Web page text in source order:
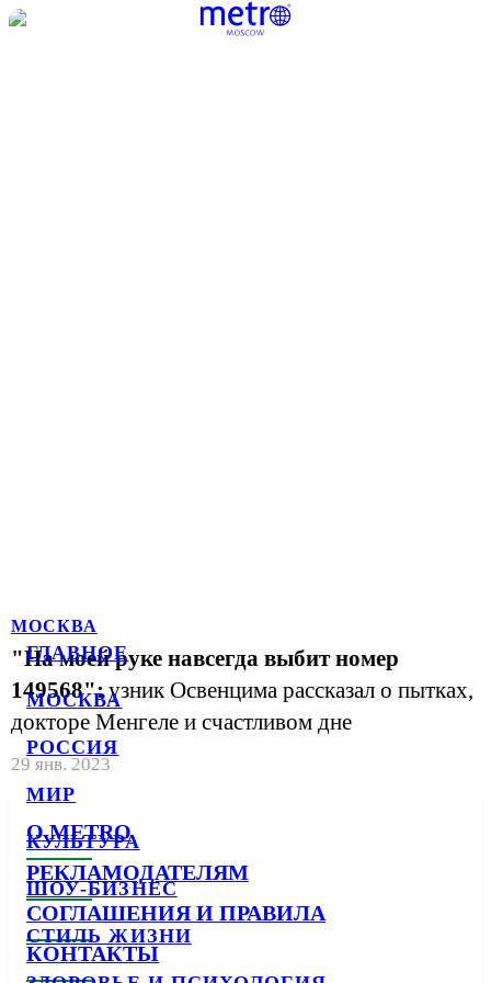
ГЛАВНОЕ
МОСКВА
РОССИЯ
МИР
КУЛЬТУРА
ШОУ-БИЗНЕС
СТИЛЬ ЖИЗНИ
МОСКВА
"На моей руке навсегда выбит номер
149568":узник Освенцима рассказал о пытках,
докторе Менгеле и счастливом дне
29 янв. 2023
О METRO
РЕКЛАМОДАТЕЛЯМ
СОГЛАШЕНИЯ И ПРАВИЛА
КОНТАКТЫ